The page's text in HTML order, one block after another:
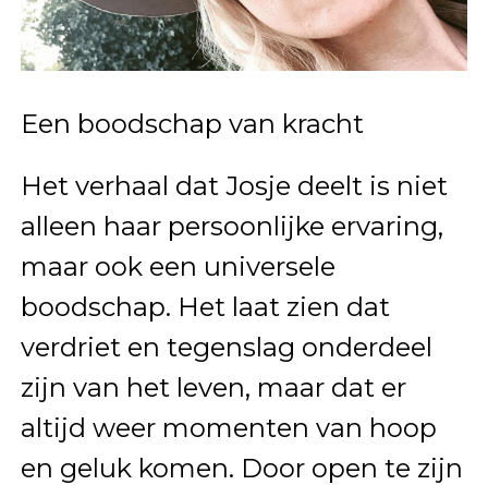
Een boodschap van kracht
Het verhaal dat Josje deelt is niet
alleen haar persoonlijke ervaring,
maar ook een universele
boodschap. Het laat zien dat
verdriet en tegenslag onderdeel
zijn van het leven, maar dat er
altijd weer momenten van hoop
en geluk komen. Door open te zijn